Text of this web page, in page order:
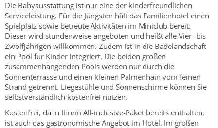
Die Babyausstattung ist nur eine der kinderfreundlichen
Serviceleistung. Für die Jüngsten hält das Familienhotel einen
Spielplatz sowie betreute Aktivitäten im Miniclub bereit.
Dieser wird stundenweise angeboten und heißt alle Vier- bis
Zwölfjährigen willkommen. Zudem ist in die Badelandschaft
ein Pool für Kinder integriert. Die beiden großen
zusammenhängenden Pools werden nur durch die
Sonnenterrasse und einen kleinen Palmenhain vom feinen
Strand getrennt. Liegestühle und Sonnenschirme können Sie
selbstverständlich kostenfrei nutzen.
Kostenfrei, da in Ihrem All-inclusive-Paket bereits enthalten,
ist auch das gastronomische Angebot im Hotel. Im großen